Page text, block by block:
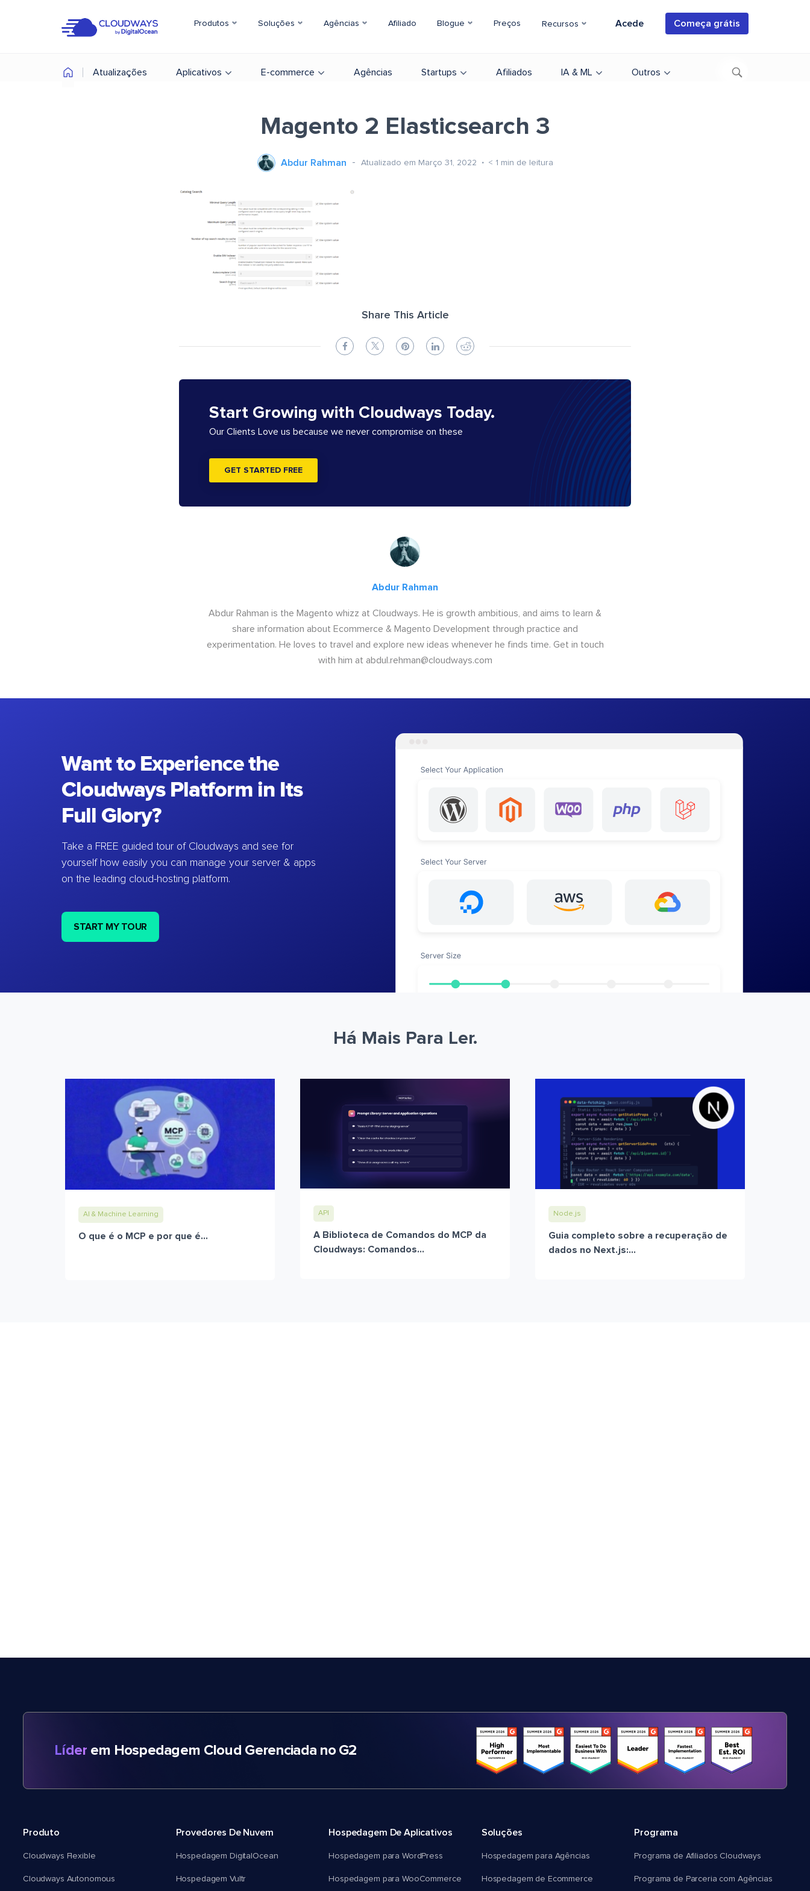
Produtos Soluções Agências Afiliado Blogue Preços Recursos Acede Começa grátis
Atualizações Aplicativos E-commerce Agências Startups Afiliados IA & ML Outros
Magento 2 Elasticsearch 3
Abdur Rahman Atualizado em Março 31, 2022 < 1 min de leitura
Share This Article
Start Growing with Cloudways Today.
Our Clients Love us because we never compromise on these
GET STARTED FREE
Abdur Rahman
Abdur Rahman is the Magento whizz at Cloudways. He is growth ambitious, and aims to learn &
share information about Ecommerce & Magento Development through practice and
experimentation. He loves to travel and explore new ideas whenever he finds time. Get in touch
with him at abdul.rehman@cloudways.com
Want to Experience the
Cloudways Platform in Its
Full Glory?
Take a FREE guided tour of Cloudways and see for
yourself how easily you can manage your server & apps
on the leading cloud-hosting platform.
START MY TOUR
Há Mais Para Ler.
AI & Machine Learning
O que é o MCP e por que é...
API
A Biblioteca de Comandos do MCP da
Cloudways: Comandos...
Node.js
Guia completo sobre a recuperação de
dados no Next.js:...
Líder em Hospedagem Cloud Gerenciada no G2
Produto
Cloudways Flexible
Cloudways Autonomous
Provedores De Nuvem
Hospedagem DigitalOcean
Hospedagem Vultr
Hospedagem De Aplicativos
Hospedagem para WordPress
Hospedagem para WooCommerce
Soluções
Hospedagem para Agências
Hospedagem de Ecommerce
Programa
Programa de Afiliados Cloudways
Programa de Parceria com Agências